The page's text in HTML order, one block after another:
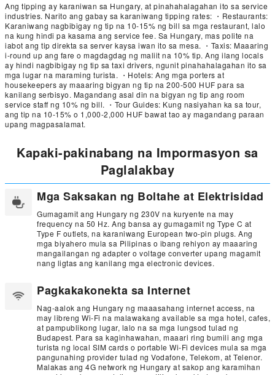
Ang tipping ay karaniwan sa Hungary, at pinahahalagahan ito sa service
industries. Narito ang gabay sa karaniwang tipping rates: ・Restaurants:
Karaniwang nagbibigay ng tip na 10-15% ng bill sa mga restaurant, lalo
na kung hindi pa kasama ang service fee. Sa Hungary, mas polite na
iabot ang tip direkta sa server kaysa iwan ito sa mesa. ・Taxis: Maaaring
i-round up ang fare o magdagdag ng maliit na 10% tip. Ang ilang locals
ay hindi nagbibigay ng tip sa taxi drivers, ngunit pinahahalagahan ito sa
mga lugar na maraming turista. ・Hotels: Ang mga porters at
housekeepers ay maaaring bigyan ng tip na 200-500 HUF para sa
kanilang serbisyo. Magandang asal din na bigyan ng tip ang room
service staff ng 10% ng bill. ・Tour Guides: Kung nasiyahan ka sa tour,
ang tip na 10-15% o 1,000-2,000 HUF bawat tao ay magandang paraan
upang magpasalamat.
Kapaki-pakinabang na Impormasyon sa
Paglalakbay
Mga Saksakan ng Boltahe at Elektrisidad
Gumagamit ang Hungary ng 230V na kuryente na may
frequency na 50 Hz. Ang bansa ay gumagamit ng Type C at
Type F outlets, na karaniwang European two-pin plugs. Ang
mga biyahero mula sa Pilipinas o ibang rehiyon ay maaaring
mangailangan ng adapter o voltage converter upang magamit
nang ligtas ang kanilang mga electronic devices.
Pagkakakonekta sa Internet
Nag-aalok ang Hungary ng maaasahang internet access, na
may libreng Wi-Fi na malawakang available sa mga hotel, cafes,
at pampublikong lugar, lalo na sa mga lungsod tulad ng
Budapest. Para sa kaginhawahan, maaari ring bumili ang mga
turista ng local SIM cards o portable Wi-Fi devices mula sa mga
pangunahing provider tulad ng Vodafone, Telekom, at Telenor.
Malakas ang 4G network ng Hungary at sakop ang karamihan